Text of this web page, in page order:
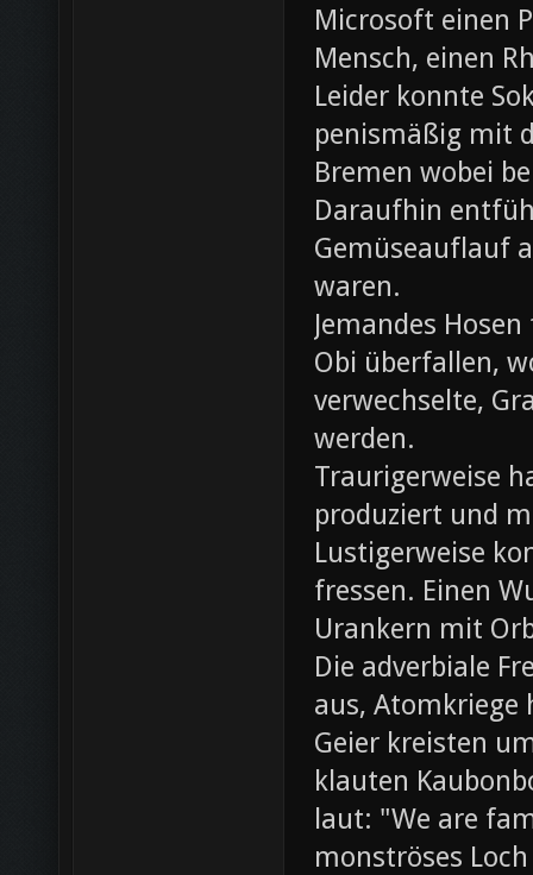
Microsoft einen
Mensch, einen
Leider konnte
penismäßig mit
Bremen wobei
Daraufhin
Gemüseauflauf
waren.
Jemandes
Obi überfallen,
verwechselte,
werden.
Traurigerweise
produziert und
Lustigerweise
fressen. Einen
Urankern mit
Die adverbiale
aus,
Geier kreisten
klauten
laut: "We are
monströses